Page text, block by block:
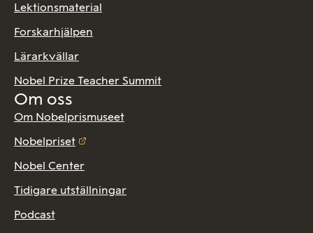
Lektionsmaterial
Forskarhjälpen
Lärarkvällar
Nobel Prize Teacher Summit
Om oss
Om Nobelprismuseet
Nobelpriset
Nobel Center
Tidigare utställningar
Podcast